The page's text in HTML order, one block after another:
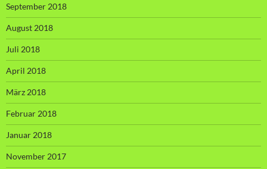
September 2018
August 2018
Juli 2018
April 2018
März 2018
Februar 2018
Januar 2018
November 2017